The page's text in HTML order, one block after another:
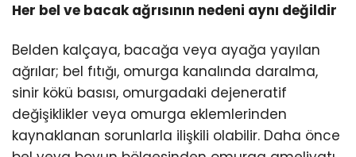
Her bel ve bacak ağrısının nedeni aynı değildir
Belden kalçaya, bacağa veya ayağa yayılan
ağrılar; bel fıtığı, omurga kanalında daralma,
sinir kökü basısı, omurgadaki dejeneratif
değişiklikler veya omurga eklemlerinden
kaynaklanan sorunlarla ilişkili olabilir. Daha önce